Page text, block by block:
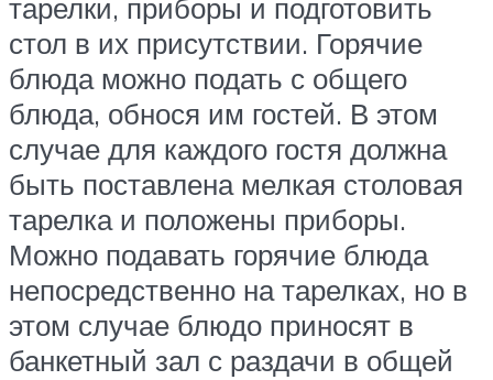
тарелки, приборы и подготовить
стол в их присутствии. Горячие
блюда можно подать с общего
блюда, обнося им гостей. В этом
случае для каждого гостя должна
быть поставлена мелкая столовая
тарелка и положены приборы.
Можно подавать горячие блюда
непосредственно на тарелках, но в
этом случае блюдо приносят в
банкетный зал с раздачи в общей